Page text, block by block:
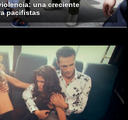
una creciente
pacifistas